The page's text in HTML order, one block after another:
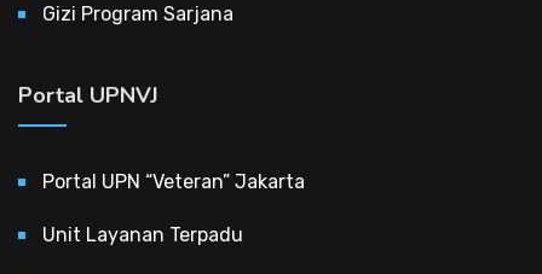
Gizi Program Sarjana
Portal UPNVJ
Portal UPN “Veteran” Jakarta
Unit Layanan Terpadu